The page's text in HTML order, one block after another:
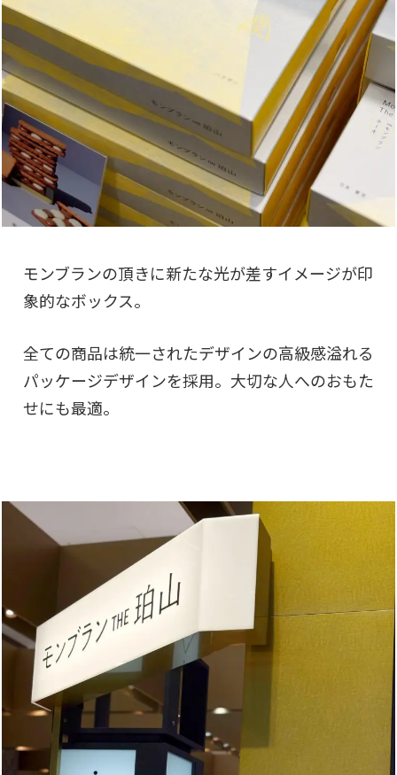
モンブランの頂きに新たな光が差すイメージが印
象的なボックス。
全ての商品は統一されたデザインの高級感溢れる
パッケージデザインを採用。大切な人へのおもた
せにも最適。